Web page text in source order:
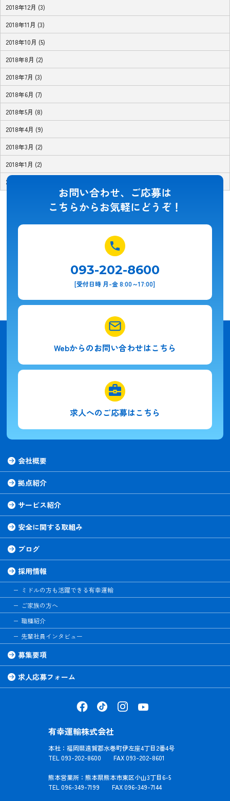
2018年12月 (3)
2018年11月 (3)
2018年10月 (5)
2018年8月 (2)
2018年7月 (3)
2018年6月 (7)
2018年5月 (8)
2018年4月 (9)
2018年3月 (2)
2018年1月 (2)
2017年11月 (1)
お問い合わせ、ご応募は
こちらからお気軽にどうぞ！
093-202-8600
[受付日時 月-金 8:00～17:00]
Webからのお問い合わせはこちら
求人へのご応募はこちら
会社概要
拠点紹介
サービス紹介
安全に関する取組み
ブログ
採用情報
ミドルの方も活躍できる有幸運輸
ご家族の方へ
職種紹介
先輩社員インタビュー
募集要項
求人応募フォーム
有幸運輸株式会社
本社：福岡県遠賀郡水巻町伊左座4丁目2番4号
TEL 093-202-8600 FAX 093-202-8601
熊本営業所：熊本県熊本市東区小山3丁目6-5
TEL 096-349-7199 FAX 096-349-7144